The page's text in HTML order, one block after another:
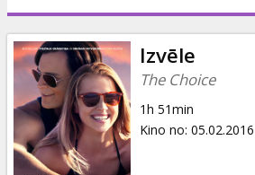
Pasākumi
Ziņas
Dāvanu
kartes
Izvēle
The Choice
1h 51min
Kino no: 05.02.2016